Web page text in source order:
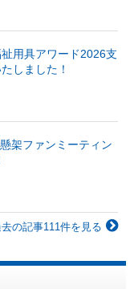
用具アワード2026支
しました！
架ファンミーティン
の記事111件を見る